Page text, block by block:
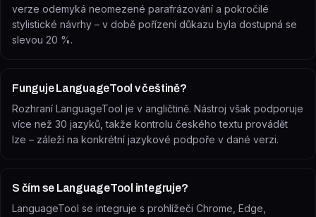
verze odemyká neomezené parafrázování a pokročilé
stylistické návrhy – v době pořízení důkazu byla dostupná se
slevou 20 %.
Funguje LanguageTool v češtině?
Rozhraní LanguageTool je v angličtině. Nástroj však podporuje
více než 30 jazyků, takže kontrolu českého textu provádět
lze – záleží na konkrétní jazykové podpoře v dané verzi.
S čím se LanguageTool integruje?
LanguageTool se integruje s prohlížeči Chrome, Edge,